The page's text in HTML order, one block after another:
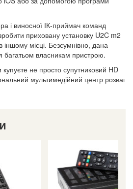
і виносної ІК-приймач команд
приховану установку U2C m2
іншому місці. Безсумнівно, дана
багатьом власникам пристрою.
не просто супутниковий HD
мультимедійний центр розваг